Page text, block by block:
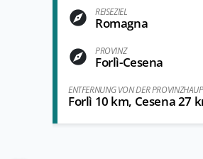
REISEZIEL
Romagna
PROVINZ
Forlì-Cesena
ENTFERNUNG VON DER
Forlì 10 km, Cesena 27